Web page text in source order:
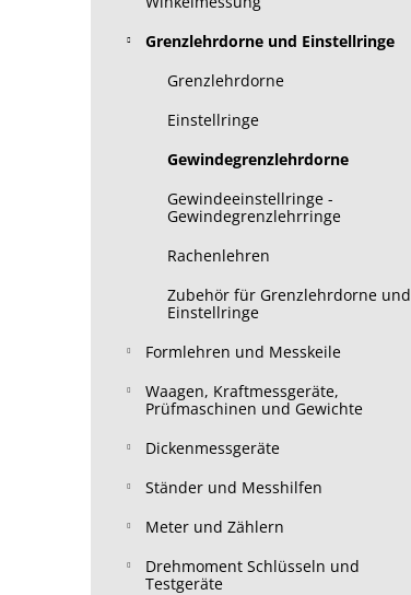
Grenzlehrdorne und Einstellringe
Grenzlehrdorne
Einstellringe
Gewindegrenzlehrdorne
Gewindeeinstellringe -
Gewindegrenzlehrringe
Rachenlehren
Zubehör für Grenzlehrdorne und
Einstellringe
Formlehren und Messkeile
Waagen, Kraftmessgeräte,
Prüfmaschinen und Gewichte
Dickenmessgeräte
Ständer und Messhilfen
Meter und Zählern
Drehmoment Schlüsseln und
Testgeräte